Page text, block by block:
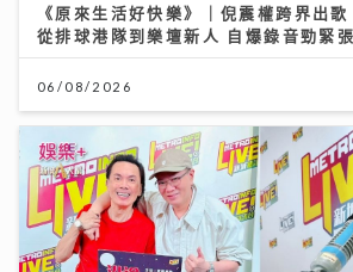
《原來生活好快樂》｜倪震權跨界出歌
從排球港隊到樂壇新人 自爆錄音勁緊張
06/08/2026